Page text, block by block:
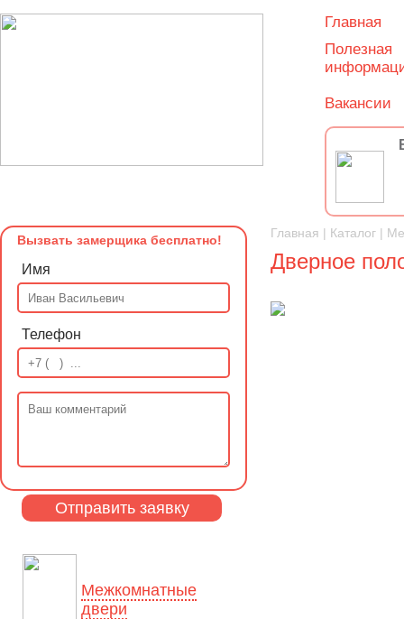
Главная
Полезная
Вакансии
Вызвать замерщика бесплатно!
Имя
Телефон
Межкомнатные
двери
Главная | Каталог |
Дверное